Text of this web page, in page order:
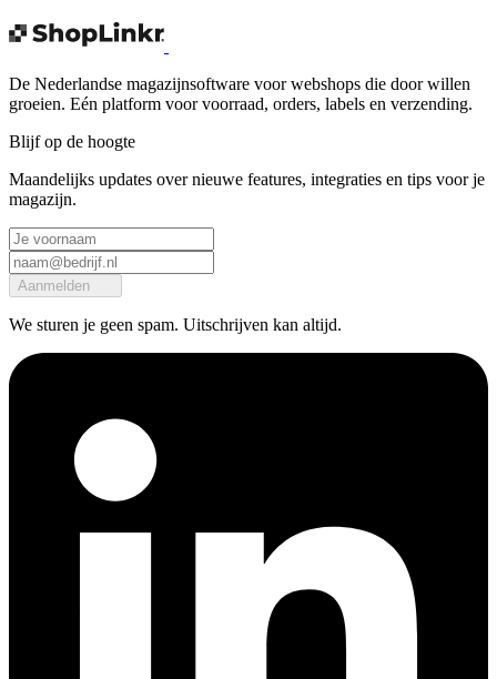
De Nederlandse magazijnsoftware voor webshops die door willen
groeien. Eén platform voor voorraad, orders, labels en verzending.
Blijf op de hoogte
Maandelijks updates over nieuwe features, integraties en tips voor je
magazijn.
Aanmelden
We sturen je geen spam. Uitschrijven kan altijd.